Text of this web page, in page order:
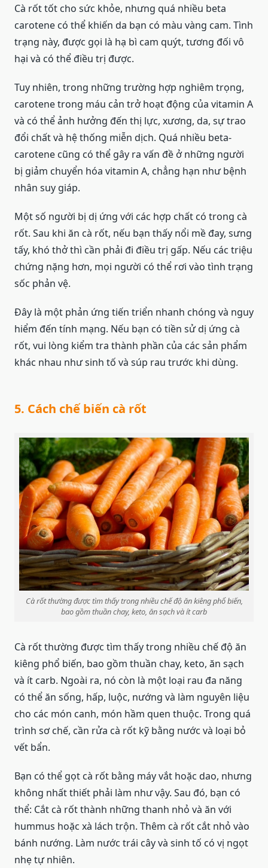
Cà rốt tốt cho sức khỏe, nhưng quá nhiều beta
carotene có thể khiến da bạn có màu vàng cam. Tình
trạng này, được gọi là hạ bì cam quýt, tương đối vô
hại và có thể điều trị được.
Tuy nhiên, trong những trường hợp nghiêm trọng,
carotene trong máu cản trở hoạt động của vitamin A
và có thể ảnh hưởng đến thị lực, xương, da, sự trao
đổi chất và hệ thống miễn dịch. Quá nhiều beta-
carotene cũng có thể gây ra vấn đề ở những người
bị giảm chuyển hóa vitamin A, chẳng hạn như bệnh
nhân suy giáp.
Một số người bị dị ứng với các hợp chất có trong cà
rốt. Sau khi ăn cà rốt, nếu bạn thấy nổi mề đay, sưng
tấy, khó thở thì cần phải đi điều trị gấp. Nếu các triệu
chứng nặng hơn, mọi người có thể rơi vào tình trạng
sốc phản vệ.
Đây là một phản ứng tiến triển nhanh chóng và nguy
hiểm đến tính mạng. Nếu bạn có tiền sử dị ứng cà
rốt, vui lòng kiểm tra thành phần của các sản phẩm
khác nhau như sinh tố và súp rau trước khi dùng.
5. Cách chế biến cà rốt
Cà rốt thường được tìm thấy trong nhiều chế độ ăn kiêng phổ biến,
bao gồm thuần chay, keto, ăn sạch và ít carb
Cà rốt thường được tìm thấy trong nhiều chế độ ăn
kiêng phổ biến, bao gồm thuần chay, keto, ăn sạch
và ít carb. Ngoài ra, nó còn là một loại rau đa năng
có thể ăn sống, hấp, luộc, nướng và làm nguyên liệu
cho các món canh, món hầm quen thuộc. Trong quá
trình sơ chế, cần rửa cà rốt kỹ bằng nước và loại bỏ
vết bẩn.
Bạn có thể gọt cà rốt bằng máy vắt hoặc dao, nhưng
không nhất thiết phải làm như vậy. Sau đó, bạn có
thể: Cắt cà rốt thành những thanh nhỏ và ăn với
hummus hoặc xà lách trộn. Thêm cà rốt cắt nhỏ vào
bánh nướng. Làm nước trái cây và sinh tố có vị ngọt
nhẹ tự nhiên.